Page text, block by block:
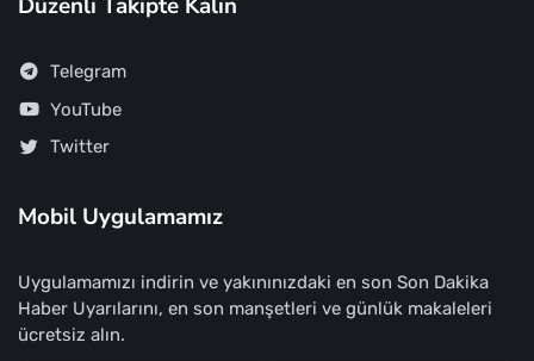
Düzenli Takipte Kalın
Telegram
YouTube
Twitter
Mobil Uygulamamız
Uygulamamızı indirin ve yakınınızdaki en son Son Dakika
Haber Uyarılarını, en son manşetleri ve günlük makaleleri
ücretsiz alın.